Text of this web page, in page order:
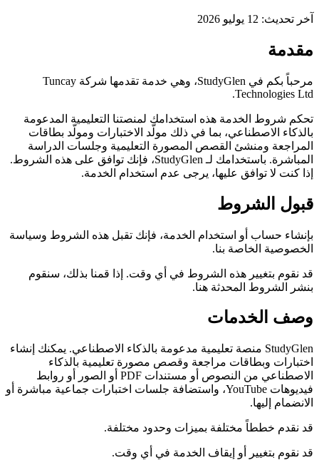
آخر تحديث: 12 يوليو 2026
مقدمة
مرحباً بكم في StudyGlen، وهي خدمة تقدمها شركة Tuncay
Technologies Ltd.
تحكم شروط الخدمة هذه استخدامك لمنصتنا التعليمية المدعومة
بالذكاء الاصطناعي، بما في ذلك مولّد الاختبارات ومولّد بطاقات
المراجعة ومنشئ القصص المصورة التعليمية وجلسات الدراسة
المباشرة. باستخدامك لـ StudyGlen، فإنك توافق على هذه الشروط.
إذا كنت لا توافق عليها، يرجى عدم استخدام الخدمة.
قبول الشروط
بإنشاء حساب أو استخدام الخدمة، فإنك تقبل هذه الشروط وسياسة
الخصوصية الخاصة بنا.
قد نقوم بتغيير هذه الشروط في أي وقت. إذا قمنا بذلك، سنقوم
بنشر الشروط المحدثة هنا.
وصف الخدمات
StudyGlen منصة تعليمية مدعومة بالذكاء الاصطناعي. يمكنك إنشاء
اختبارات وبطاقات مراجعة وقصص مصورة تعليمية بالذكاء
الاصطناعي من النصوص أو مستندات PDF أو الصور أو روابط
فيديوهات YouTube، واستضافة جلسات اختبارات جماعية مباشرة أو
الانضمام إليها.
قد نقدم خططاً مختلفة بميزات وحدود مختلفة.
قد نقوم بتغيير أو إيقاف الخدمة في أي وقت.